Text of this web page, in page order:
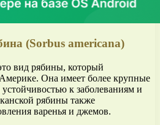
(Sorbus americana)
вид рябины, который
Она имеет более крупные
к заболеваниям и
рябины также
варенья и джемов.